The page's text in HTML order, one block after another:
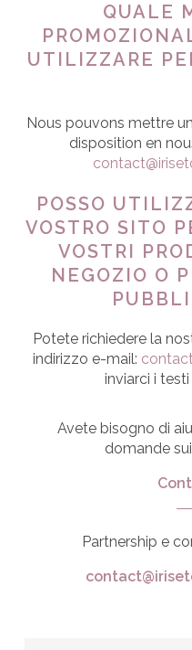
QUALE
UTILIZZARE
Nous pouvons mettre
disposition en
POSSO
VOSTRO SITO
VOSTRI
NEGOZIO O
Potete richiedere la
indirizzo e-mail:
inviarci i
Avete bisogno di
domande
Partnership e